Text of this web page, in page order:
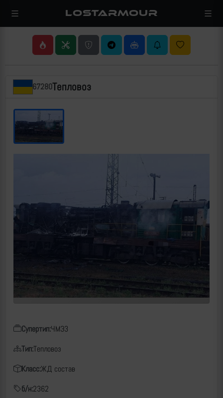
LOSTARMOUR
67280Тепловоз
Супертип:ЧМЭ3
Тип:Тепловоз
Класс:ЖД состав
б/н:2362